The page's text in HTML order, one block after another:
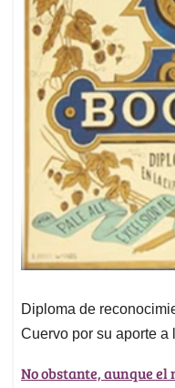
Diploma de
Cuervo por su aporte a
No obstante, aunque el